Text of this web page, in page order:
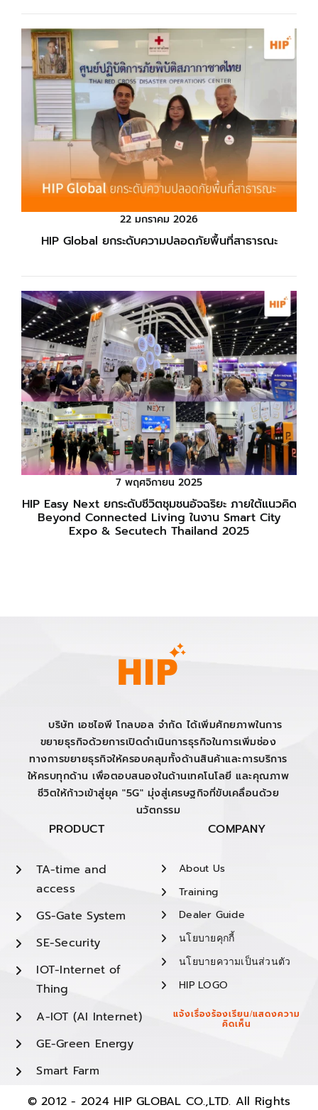
22 มกราคม 2026
HIP Global ยกระดับความปลอดภัยพื้นที่สาธารณะ
7 พฤศจิกายน 2025
HIP Easy Next ยกระดับชีวิตชุมชนอัจฉริยะ ภายใต้แนวคิด
Beyond Connected Living ในงาน Smart City
Expo & Secutech Thailand 2025
บริษัท เอชไอพี โกลบอล จำกัด ได้เพิ่มศักยภาพในการ
ขยายธุรกิจด้วยการเปิดดำเนินการธุรกิจในการเพิ่มช่อง
ทางการขยายธุรกิจให้ครอบคลุมทั้งด้านสินค้าและการบริการ
ให้ครบทุกด้าน เพื่อตอบสนองในด้านเทคโนโลยี และคุณภาพ
ชีวิตให้ก้าวเข้าสู่ยุค "5G" มุ่งสู่เศรษฐกิจที่ขับเคลื่อนด้วย
นวัตกรรม
PRODUCT
TA-time and
access
GS-Gate System
SE-Security
IOT-Internet of
Thing
A-IOT (AI Internet)
GE-Green Energy
Smart Farm
COMPANY
About Us
Training
Dealer Guide
นโยบายคุกกี้
นโยบายความเป็นส่วนตัว
HIP LOGO
แจ้งเรื่องร้องเรียน/แสดงความ
คิดเห็น
© 2012 - 2024 HIP GLOBAL CO.,LTD. All Rights